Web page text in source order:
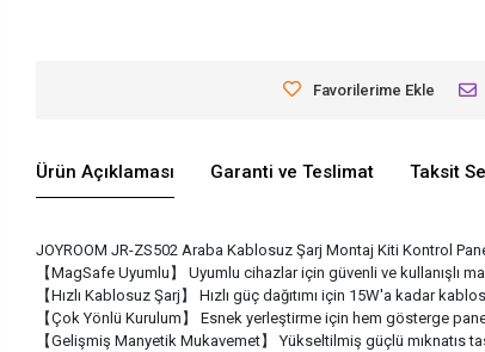
Favorilerime Ekle
Ürün Açıklaması Garanti ve Teslimat Taksit
JOYROOM JR-ZS502 Araba Kablosuz Şarj Montaj Kiti Kontrol
【MagSafe Uyumlu】 Uyumlu cihazlar için güvenli ve kullanışlı
【Hızlı Kablosuz Şarj】 Hızlı güç dağıtımı için 15W'a kadar
【Çok Yönlü Kurulum】 Esnek yerleştirme için hem gösterge
【Gelişmiş Manyetik Mukavemet】 Yükseltilmiş güçlü mıknatıs